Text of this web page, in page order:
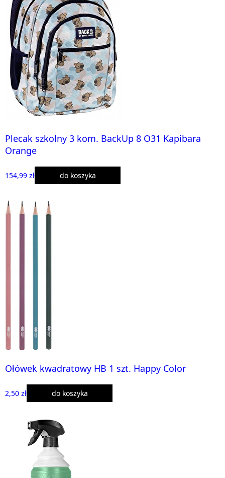
Plecak szkolny 3 kom. BackUp 8 O31 Kapibara
Orange
154,99 zł do koszyka
Ołówek kwadratowy HB 1 szt. Happy Color
2,50 zł do koszyka